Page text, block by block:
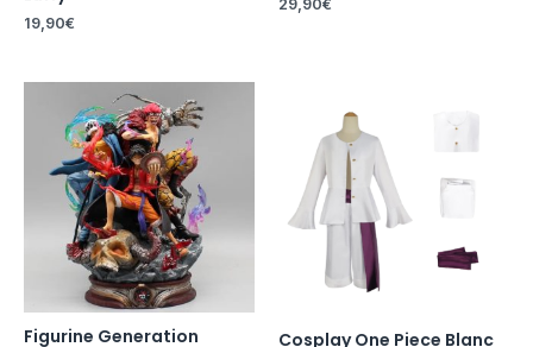
19,90€
29,90€
Figurine Generation
Cosplay One Piece Blanc